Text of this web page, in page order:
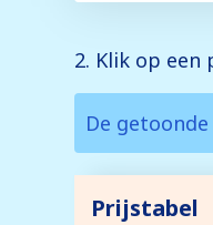
2. Klik op een
De
Prijstabel